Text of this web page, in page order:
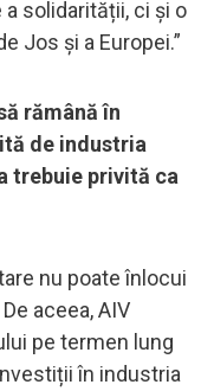
solidarității, ci și o
Jos și a Europei.”
rămână în
de industria
trebuie privită ca
nu poate înlocui
aceea, AIV
pe termen lung
în industria